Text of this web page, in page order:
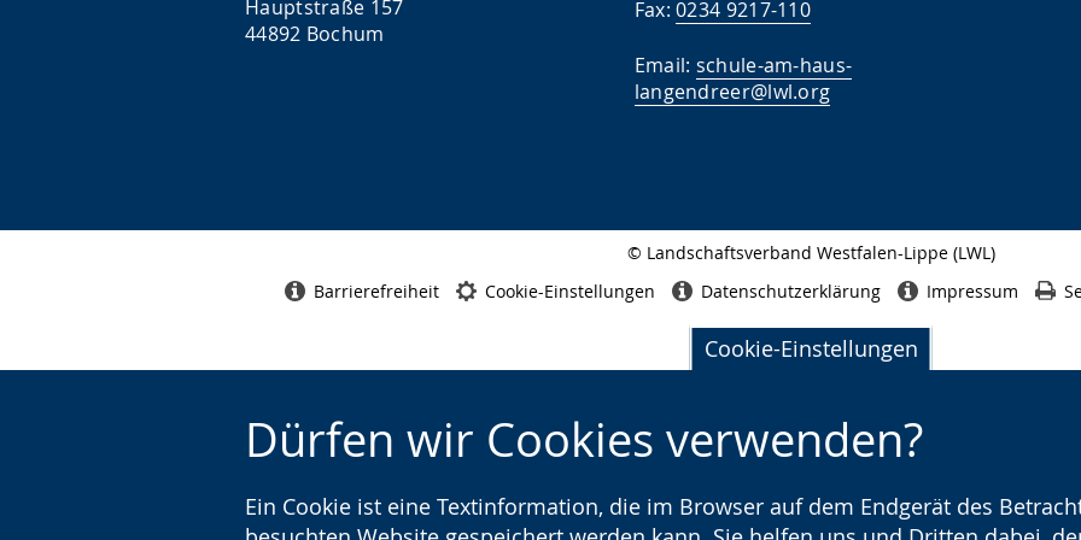
Cookie-Einstellungen
Dürfen wir Cookies verwenden?
Ein Cookie ist eine Textinformation, die im Browser auf dem Endgerät des
Hauptstraße 157
44892 Bochum
Fax:0234 9217-110
Email: schule-am-haus-
langendreer@lwl.org
© Landschaftsverband Westfalen-Lippe (LWL)
Barrierefreiheit Cookie-Einstellungen Datenschutzerklärung Impressum